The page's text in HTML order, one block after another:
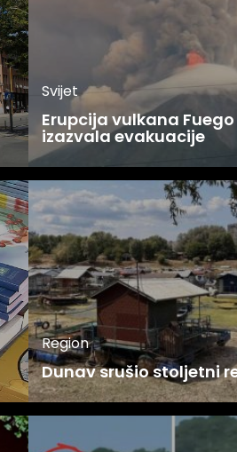
Svijet
Erupcija vulkana Fuego
izazvala evakuacije
Region
Dunav srušio stoljetni